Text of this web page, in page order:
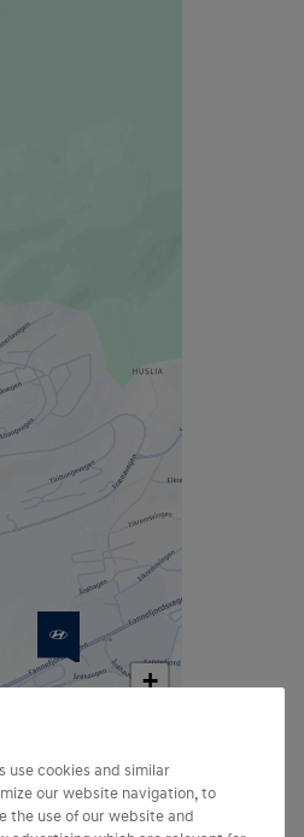
+
use cookies and similar
our website navigation, to
the use of our website and